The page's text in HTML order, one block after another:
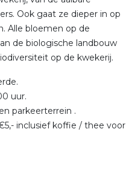
Ook gaat ze dieper in op
Alle bloemen op de
de biologische landbouw
op de kwekerij.
uur.
parkeerterrein .
inclusief koffie / thee voor